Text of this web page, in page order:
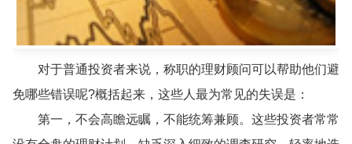
对于普通投资者来说，称职的理财顾问可以帮助他们避
免哪些错误呢?概括起来，这些人最为常见的失误是：
第一，不会高瞻远瞩，不能统筹兼顾。这些投资者常常